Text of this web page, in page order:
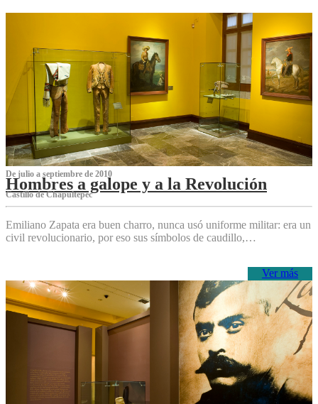
De julio a septiembre de 2010
Hombres a galope y a la Revolución
Castillo de Chapultepec
Emiliano Zapata era buen charro, nunca usó uniforme militar: era un
civil revolucionario, por eso sus símbolos de caudillo,…
Ver más